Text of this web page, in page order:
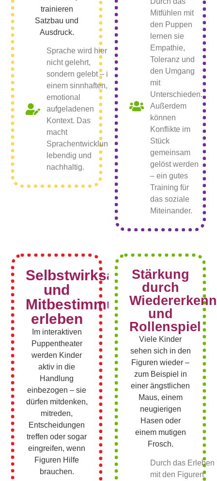
trainieren
Satzbau und
Ausdruck.
Sprache wird hier
nicht gelehrt,
sondern gelebt – in
einem sinnhaften,
emotional
aufgeladenen
Kontext. Das
macht
Sprachentwicklung
lebendig und
nachhaltig.
Mitfühlen mit
den Puppen
lernen sie
Empathie,
Toleranz und
den Umgang
mit
Unterschieden.
Außerdem
können
Konflikte im
Stück
gemeinsam
gelöst werden
– ein gutes
Training für
das soziale
Miteinander.
Selbstwirksamkeit
und
Mitbestimmung
erleben
Im interaktiven
Puppentheater
werden Kinder
aktiv in die
Handlung
einbezogen – sie
dürfen mitdenken,
mitreden,
Entscheidungen
treffen oder sogar
eingreifen, wenn
Figuren Hilfe
brauchen.
Stärkung
durch
und
Rollenspiel
Viele Kinder
sehen sich in den
Figuren wieder –
zum Beispiel in
einer ängstlichen
Maus, einem
neugierigen
Hasen oder
einem mutigen
Frosch.
Durch das Erleben
mit den Figuren